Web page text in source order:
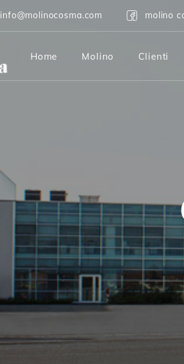
info@molinocosma.com molino
Home Molino Clienti